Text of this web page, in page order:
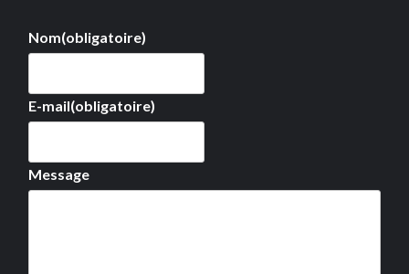
Nom(obligatoire)
E-mail(obligatoire)
Message